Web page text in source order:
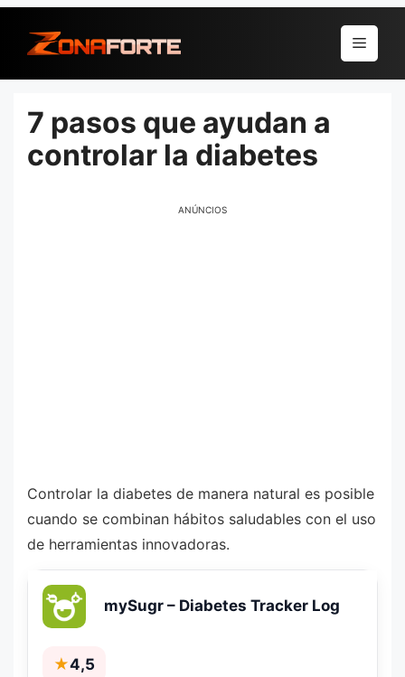
para
conteúdo
Menu
7 pasos que ayudan a
controlar la diabetes
ANÚNCIOS
Controlar la diabetes de manera natural es posible
cuando se combinan hábitos saludables con el uso
de herramientas innovadoras.
mySugr – Diabetes Tracker Log
★4,5